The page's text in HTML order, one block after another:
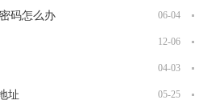
06-04
码怎么办
12-06
04-03
05-25
址